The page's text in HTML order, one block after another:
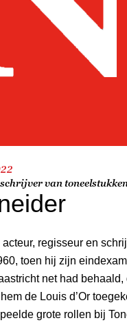
van toneelstukken
regisseur en
toen hij zijn
net had behaald,
de Louis d’Or
grote rollen bij